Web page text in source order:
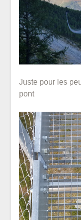
Juste pour les
pont